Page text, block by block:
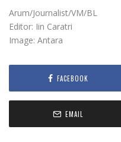
Arum/Journalist/VM/BL
Editor: Iin Caratri
Image: Antara
FACEBOOK
EMAIL